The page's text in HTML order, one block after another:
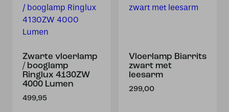
Zwarte vloerlamp
/ booglamp
Ringlux 4130ZW
4000 Lumen
499,95
Vloerlamp Biarrits
zwart met
leesarm
299,00